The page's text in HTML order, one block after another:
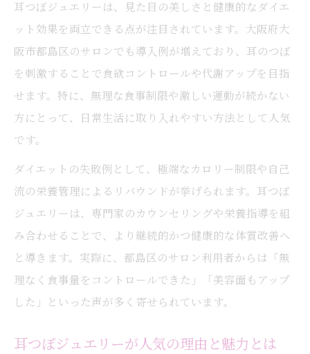
耳つぼジュエリーは、見た目の美しさと健康的なダイエ
ット効果を両立できる点が注目されています。大阪府大
阪市都島区のサロンでも導入例が増えており、耳のつぼ
を刺激することで食欲コントロールや代謝アップを目指
せます。特に、無理な食事制限や激しい運動が続かない
方にとって、日常生活に取り入れやすい方法として人気
です。
ダイエットの失敗例として、極端なカロリー制限や自己
流の栄養管理によるリバウンドが挙げられます。耳つぼ
ジュエリーは、専門家のカウンセリングや栄養指導を組
み合わせることで、より継続的かつ健康的な体質改善へ
と導きます。実際に、都島区のサロン利用者からは「無
理なく食事量をコントロールできた」「美容面もアップ
した」といった声が多く寄せられています。
耳つぼジュエリーが人気の理由と魅力とは